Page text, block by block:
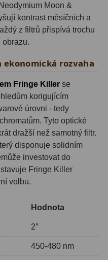
Moon &
kontrast měsíčních a
z filtrů přispívá trochu
obrazu.
ekonomická rozvaha
Fringe Killer se
korigujícím
úrovni - tedy
Tyto optické
dražší než samotný filtr.
disponuje solidním
investovat do
Fringe Killer
volbu.
Hodnota
2″
450-480 nm